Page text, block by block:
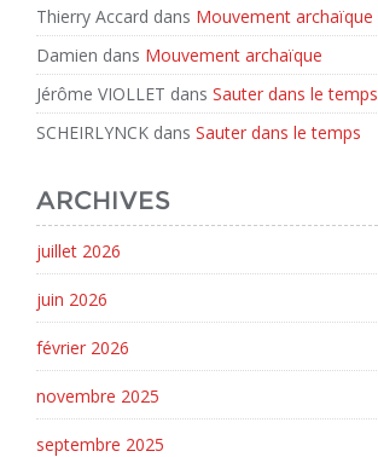
Thierry Accard dans Mouvement archaïque
Damien dans Mouvement archaïque
Jérôme VIOLLET dans Sauter dans le temps
SCHEIRLYNCK dans Sauter dans le temps
ARCHIVES
juillet 2026
juin 2026
février 2026
novembre 2025
septembre 2025